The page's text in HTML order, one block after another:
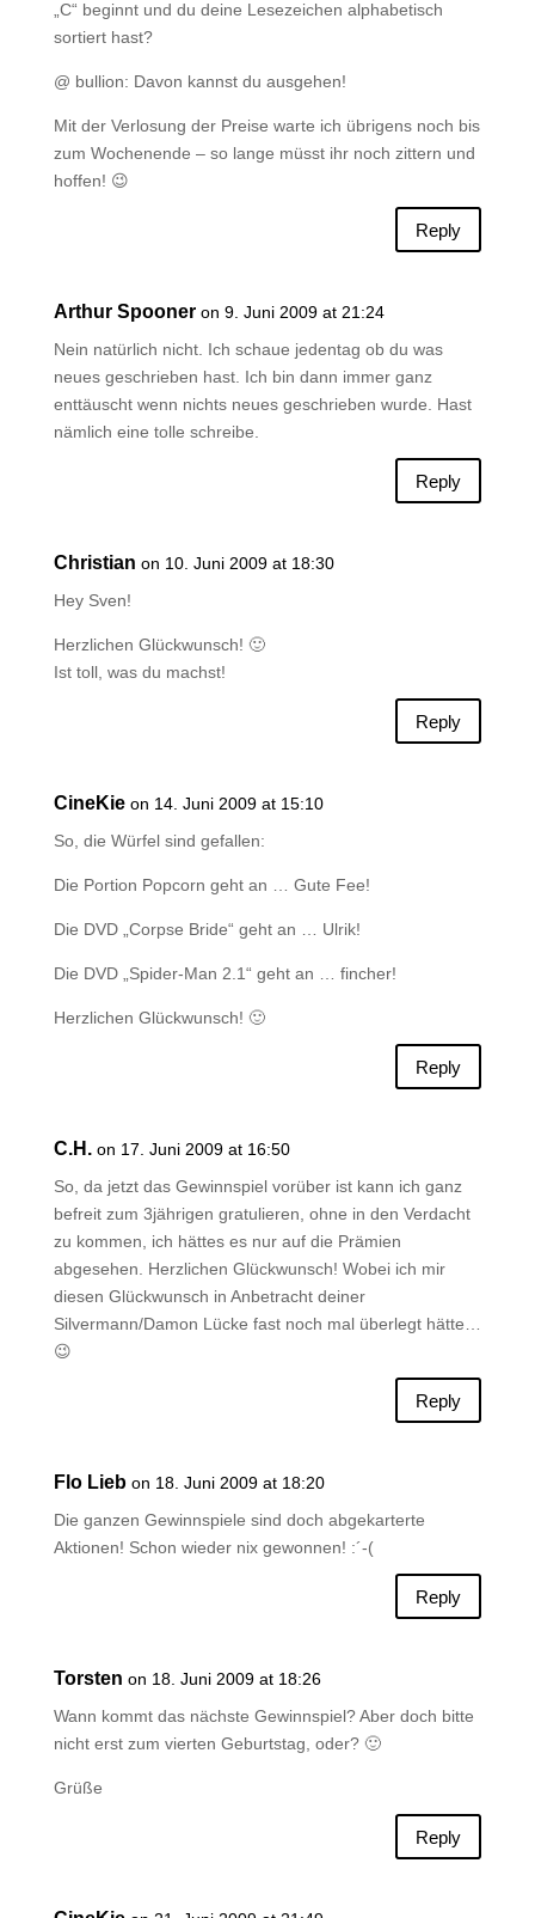
„C“ beginnt und du deine Lesezeichen alphabetisch
sortiert hast?
@ bullion: Davon kannst du ausgehen!
Mit der Verlosung der Preise warte ich übrigens noch bis
zum Wochenende – so lange müsst ihr noch zittern und
hoffen! 😉
Reply
Arthur Spooner on 9. Juni 2009 at 21:24
Nein natürlich nicht. Ich schaue jedentag ob du was
neues geschrieben hast. Ich bin dann immer ganz
enttäuscht wenn nichts neues geschrieben wurde. Hast
nämlich eine tolle schreibe.
Reply
Christian on 10. Juni 2009 at 18:30
Hey Sven!
Herzlichen Glückwunsch! 🙂
Ist toll, was du machst!
Reply
CineKie on 14. Juni 2009 at 15:10
So, die Würfel sind gefallen:
Die Portion Popcorn geht an … Gute Fee!
Die DVD „Corpse Bride“ geht an … Ulrik!
Die DVD „Spider-Man 2.1“ geht an … fincher!
Herzlichen Glückwunsch! 🙂
Reply
C.H. on 17. Juni 2009 at 16:50
So, da jetzt das Gewinnspiel vorüber ist kann ich ganz
befreit zum 3jährigen gratulieren, ohne in den Verdacht
zu kommen, ich hättes es nur auf die Prämien
abgesehen. Herzlichen Glückwunsch! Wobei ich mir
diesen Glückwunsch in Anbetracht deiner
Silvermann/Damon Lücke fast noch mal überlegt hätte…
😉
Reply
Flo Lieb on 18. Juni 2009 at 18:20
Die ganzen Gewinnspiele sind doch abgekarterte
Aktionen! Schon wieder nix gewonnen! :´-(
Reply
Torsten on 18. Juni 2009 at 18:26
Wann kommt das nächste Gewinnspiel? Aber doch bitte
nicht erst zum vierten Geburtstag, oder? 🙂
Grüße
Reply